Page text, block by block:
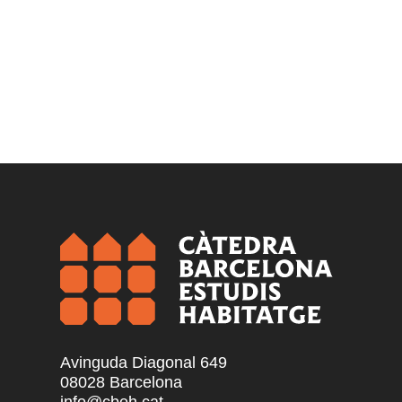
Avinguda Diagonal 649
08028 Barcelona